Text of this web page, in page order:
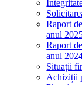
Raport
anul
Raport
anul
Situații
Achiziții